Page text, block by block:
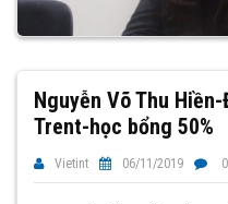
Nguyễn Võ Thu
Trent-học bổng 50%
Vietint 06/11/2019